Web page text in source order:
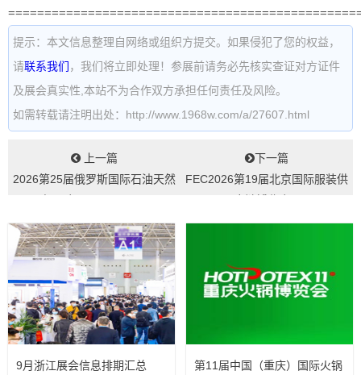
提示：本文信息整理自网络或组织方提交。如果侵犯了您的权益，
请联系我们 ，我们将立即处理！参展前请务必先核实查证对方证件
及展会真实性,本站不为合作双方承担任何责任及风险。
如需转载请注明出处：http://www.1968w.com/a/27607.html
上一篇
2026第25届俄罗斯国际石油天然
下一篇
FEC2026第19届北京国际服装供
9月浙江展会信息排期汇总
第11届中国（重庆）国际火锅